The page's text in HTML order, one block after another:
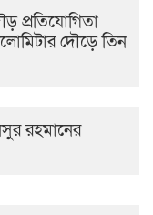
প্রতিযোগিতা
দৌড়ে তিন
রহমানের